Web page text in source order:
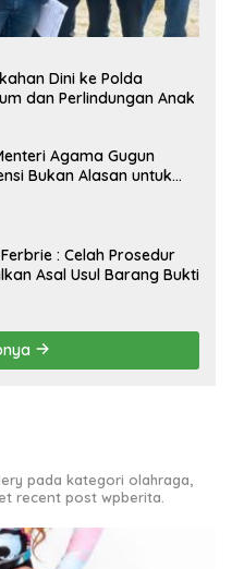
Dini ke Polda
dan Perlindungan Anak
Agama Gugun
Bukan Alasan untuk
: Celah Prosedur
Asal Usul Barang Bukti
pada kategori olahraga,
recent post wpberita.